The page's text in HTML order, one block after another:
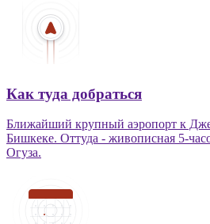
Как туда добраться
Ближайший крупный аэропорт к
Бишкеке. Оттуда - живописная 5-
Огуза.